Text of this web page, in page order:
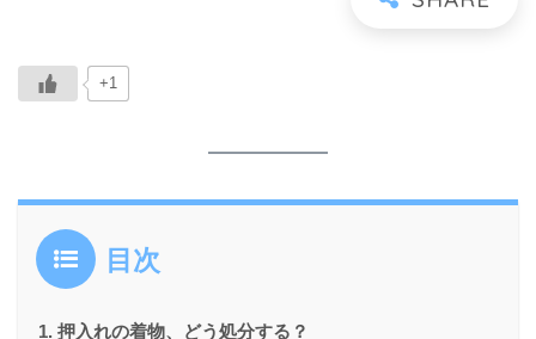
+1
目次
押入れの着物、どう処分する？